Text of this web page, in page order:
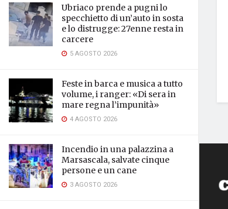
Ubriaco prende a pugni lo
specchietto di un’auto in sosta
e lo distrugge: 27enne resta in
carcere
5 AGOSTO 2026
Feste in barca e musica a tutto
volume, i ranger: «Di sera in
mare regna l’impunità»
4 AGOSTO 2026
Incendio in una palazzina a
Marsascala, salvate cinque
persone e un cane
3 AGOSTO 2026